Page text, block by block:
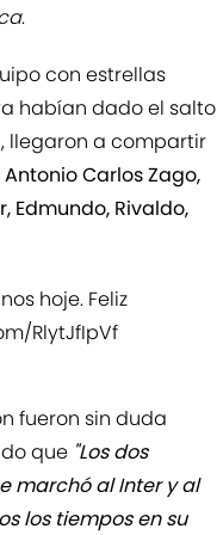
.
con estrellas
habían dado el salto
llegaron a compartir
Antonio Carlos Zago,
Edmundo, Rivaldo,
hoje. Feliz
RlytJfIpVf
fueron sin duda
que "Los dos
marchó al Inter y al
los tiempos en su